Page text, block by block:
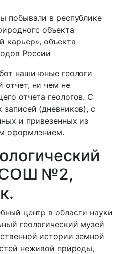
побывали в республике
объекта
карьер», объекта
России
наши юные геологи
отчет, ни чем не
отчета геологов. С
(дневников), с
и привезенных из
оформлением.
СОШ №2,
центр в области науки
геологический музей
истории земной
неживой природы,